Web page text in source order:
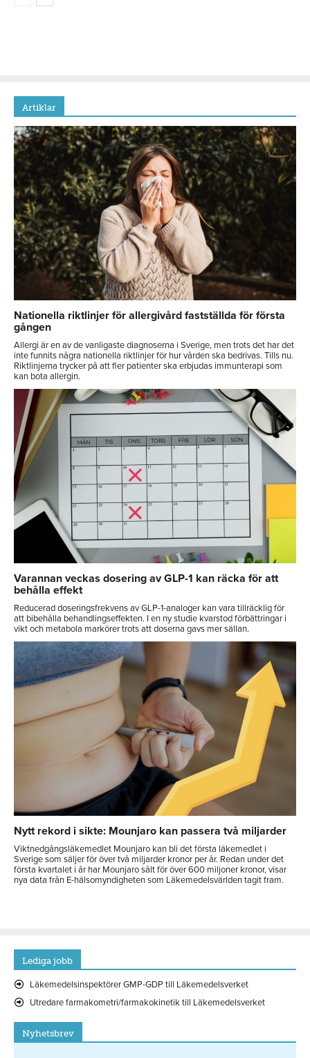
Artiklar
Nationella riktlinjer för allergivård fastställda för första
gången
Allergi är en av de vanligaste diagnoserna i Sverige, men trots det har det
inte funnits några nationella riktlinjer för hur vården ska bedrivas. Tills nu.
Riktlinjerna trycker på att fler patienter ska erbjudas immunterapi som
kan bota allergin.
Varannan veckas dosering av GLP-1 kan räcka för att
behålla effekt
Reducerad doseringsfrekvens av GLP-1-analoger kan vara tillräcklig för
att bibehålla behandlingseffekten. I en ny studie kvarstod förbättringar i
vikt och metabola markörer trots att doserna gavs mer sällan.
Nytt rekord i sikte: Mounjaro kan passera två miljarder
Viktnedgångsläkemedlet Mounjaro kan bli det första läkemedlet i
Sverige som säljer för över två miljarder kronor per år. Redan under det
första kvartalet i år har Mounjaro sålt för över 600 miljoner kronor, visar
nya data från E-hälsomyndigheten som Läkemedelsvärlden tagit fram.
Lediga jobb
Läkemedelsinspektörer GMP-GDP till Läkemedelsverket
Utredare farmakometri/farmakokinetik till Läkemedelsverket
Nyhetsbrev